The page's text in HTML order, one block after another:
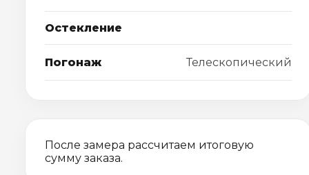
Остекление
Погонаж Телескопический
После замера рассчитаем итоговую
сумму заказа.